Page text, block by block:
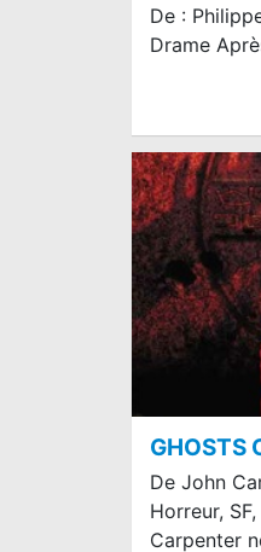
De :
Drame
GHOSTS
De John
Horreur,
Carpenter